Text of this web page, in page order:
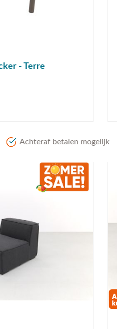
- Terre
Achteraf betalen mogelijk